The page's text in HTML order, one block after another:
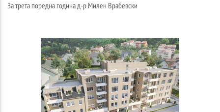
За трета поредна година д-р Милен Врабевски